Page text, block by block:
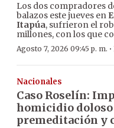
Los dos compradores
balazos este jueves en
Itapúa, sufrieron el
millones, con los que
Agosto 7, 2026 09:45 p. m. ·
Nacionales
Caso Roselín:
homicidio doloso
premeditación y